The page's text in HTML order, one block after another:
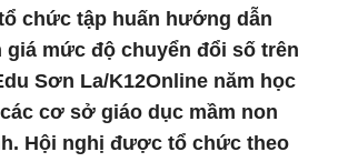
chức tập huấn hướng dẫn
mức độ chuyển đổi số trên
Sơn La/K12Online năm học
cơ sở giáo dục mầm non
Hội nghị được tổ chức theo